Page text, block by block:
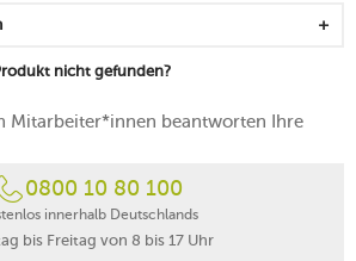
nicht gefunden?
Mitarbeiter*innen beantworten Ihre
0800 10 80 100
innerhalb Deutschlands
bis Freitag von 8 bis 17 Uhr